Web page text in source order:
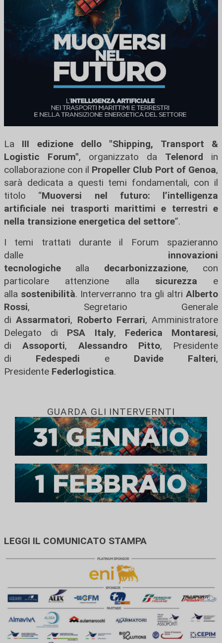
La III edizione dello "Shipping, Transport &
Logistic Forum", organizzato da Telenord in
collaborazione con il Propeller Club Port of Genoa,
sarà dedicata a questi temi fondamentali, con il
titolo “Muoversi nel futuro: l’intelligenza
artificiale nei trasporti marittimi e terrestri e
nella transizione energetica del settore”.
I temi trattati durante il Forum spazieranno
dalle innovazioni
tecnologiche alla decarbonizzazione, con
particolare attenzione alla sicurezza e
alla sostenibilità. Interverranno tra gli altriAlberto
Rossi, Segretario Generale
diAssarmatori, Roberto Ferrari, Amministratore
Delegato di PSA Italy, Federica Montaresi,
diAssoporti, Alessandro Pitto, Presidente
di Fedespedi e Davide Falteri,
Presidente Federlogistica.
GUARDA GLI INTERVERNTI
LEGGI IL COMUNICATO STAMPA